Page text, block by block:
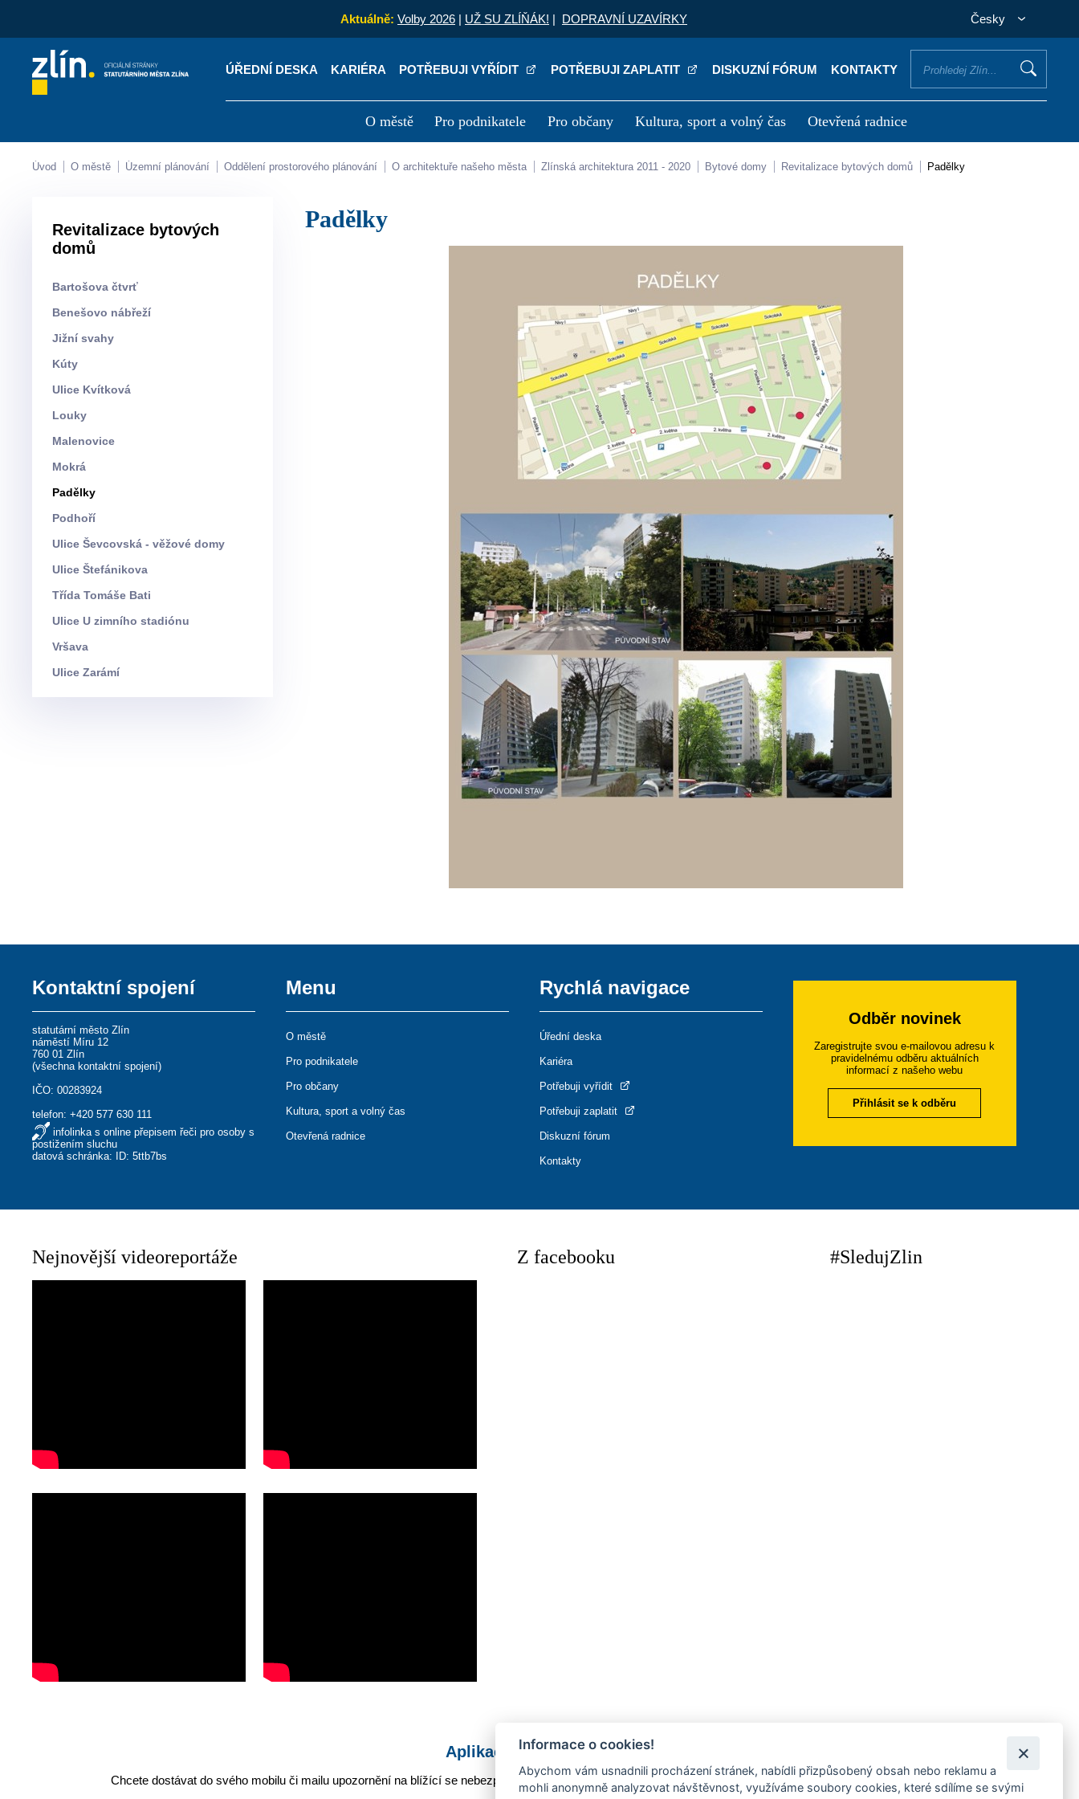
Aktuálně: Volby 2026 | UŽ SU ZLÍŇÁK! | DOPRAVNÍ UZAVÍRKY Česky
ÚŘEDNÍ DESKA KARIÉRA POTŘEBUJI VYŘÍDIT POTŘEBUJI ZAPLATIT DISKUZNÍ FÓRUM KONTAKTY
O městě Pro podnikatele Pro občany Kultura, sport a volný čas Otevřená radnice
Kontakty Úřední deska Kariéra Potřebuji vyřídit Potřebuji zaplatit
Úvod O městě Územní plánování Oddělení prostorového plánování O architektuře našeho města Zlínská architektura 2011 - 2020 Bytové domy Revitalizace bytových domů Padělky
Revitalizace bytových
domů
Bartošova čtvrť
Benešovo nábřeží
Jižní svahy
Kúty
Ulice Kvítková
Louky
Malenovice
Mokrá
Padělky
Podhoří
Ulice Ševcovská - věžové domy
Ulice Štefánikova
Třída Tomáše Bati
Ulice U zimního stadiónu
Vršava
Ulice Zarámí
Padělky
Kontaktní spojení
statutární město Zlín
náměstí Míru 12
760 01 Zlín
(všechna kontaktní spojení)
IČO: 00283924
telefon:+420 577 630 111
infolinka s online přepisem řeči pro osoby s
postižením sluchu
datová schránka: ID: 5ttb7bs
Menu
O městě
Pro podnikatele
Pro občany
Kultura, sport a volný čas
Otevřená radnice
Rychlá navigace
Úřední deska
Kariéra
Potřebuji vyřídit
Potřebuji zaplatit
Diskuzní fórum
Kontakty
Odběr novinek
Zaregistrujte svou e-mailovou adresu k
pravidelnému odběru aktuálních
informací z našeho webu
Přihlásit se k odběru
Nejnovější videoreportáže Z facebooku #SledujZlin
Aplikace Mobilní rozhlas
Chcete dostávat do svého mobilu či mailu upozornění na blížící se nebezpečí, odstávky, poruchy a výpadky energií, ankety, pozvánky na kulturní a sportovní akce?
Informace o cookies!
Abychom vám usnadnili procházení stránek, nabídli přizpůsobený obsah nebo reklamu a
mohli anonymně analyzovat návštěvnost, využíváme soubory cookies, které sdílíme se svými